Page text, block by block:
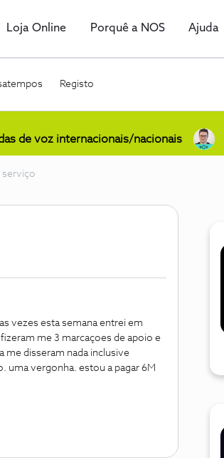
Loja Online Porquê a NOS Ajuda
Registo
de voz internacionais/nacionais
serviço
vezes esta semana entrei em
me 3 marcaçoes de apoio e
me disseram nada inclusive
uma vergonha. estou a pagar 6M